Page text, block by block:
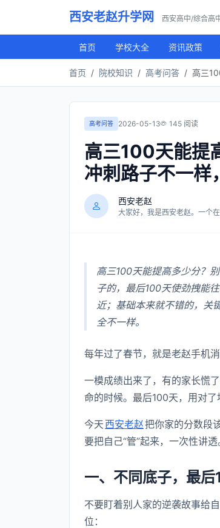
西安老赵升学网 西安高中/综合高
首页 学校大全 资讯政策
首页 院校知识 高考问答 高三
高考问答 2026-05-13 145 阅读
高三100天能提
冲刺路子不一样
西安老赵
大家好，我是西安老赵。一个
高三100天能提高多少分？
子的，最后100天使劲拽能
近；基础本来就不错的，关
全不一样。
每年过了春节，就是老赵手机消
一模成绩出来了，有的家长慌
命的时候。最后100天，用对了
今天 西安老赵把你家的分数段
要把自己“管”起来，一次性讲透
一、不同底子，最
不要盯着别人家的逆袭故事给
位：